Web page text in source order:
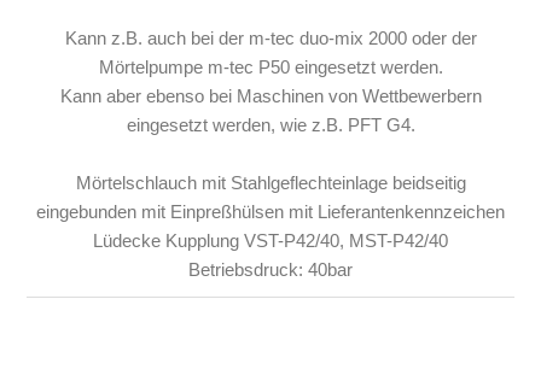
Kann z.B. auch bei der m-tec duo-mix 2000 oder der
Mörtelpumpe m-tec P50 eingesetzt werden.
Kann aber ebenso bei Maschinen von Wettbewerbern
eingesetzt werden, wie z.B. PFT G4.
Mörtelschlauch mit Stahlgeflechteinlage beidseitig
eingebunden mit Einpreßhülsen mit Lieferantenkennzeichen
Lüdecke Kupplung VST-P42/40, MST-P42/40
Betriebsdruck: 40bar